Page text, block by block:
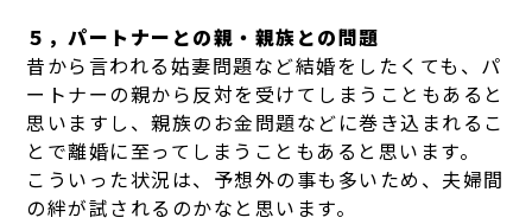
５，パートナーとの親・親族との問題
昔から言われる姑妻問題など結婚をしたくても、パ
ートナーの親から反対を受けてしまうこともあると
思いますし、親族のお金問題などに巻き込まれるこ
とで離婚に至ってしまうこともあると思います。
こういった状況は、予想外の事も多いため、夫婦間
の絆が試されるのかなと思います。